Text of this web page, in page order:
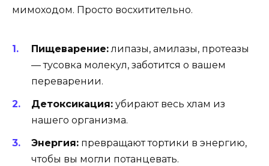
мимоходом. Просто восхитительно.
Пищеварение:липазы, амилазы, протеазы
— тусовка молекул, заботится о вашем
переварении.
Детоксикация: убирают весь хлам из
нашего организма.
Энергия: превращают тортики в энергию,
чтобы вы могли потанцевать.